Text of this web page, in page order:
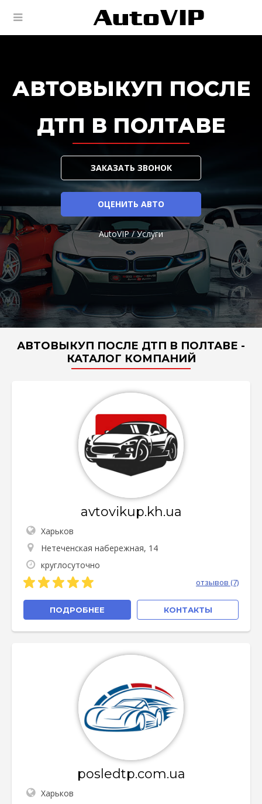
АВТОВЫКУП ПОСЛЕ
ДТП В ПОЛТАВЕ
ЗАКАЗАТЬ ЗВОНОК
ОЦЕНИТЬ АВТО
AutoVIP/Услуги
АВТОВЫКУП ПОСЛЕ ДТП В ПОЛТАВЕ -
КАТАЛОГ КОМПАНИЙ
avtovikup.kh.ua
Харьков
Нетеченская набережная, 14
круглосуточно
отзывов (7)
ПОДРОБНЕЕ КОНТАКТЫ
posledtp.com.ua
Харьков